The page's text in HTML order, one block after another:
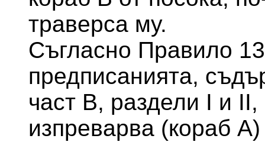
траверса му.
Съгласно Правило
предписанията,
част В, раздели I и II,
изпреварва (кораб